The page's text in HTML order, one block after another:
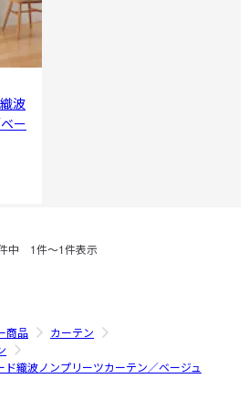
波
ー
中 1件〜1件表示
商品
カーテン
織波ノンプリーツカーテン／ベージュ